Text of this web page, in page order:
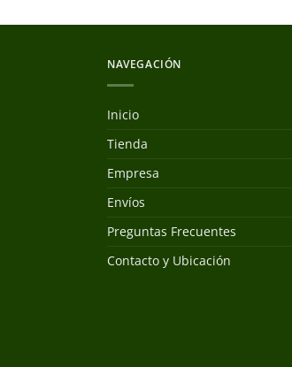
NAVEGACIÓN
Inicio
Tienda
Empresa
Envíos
Preguntas Frecuentes
Contacto y Ubicación